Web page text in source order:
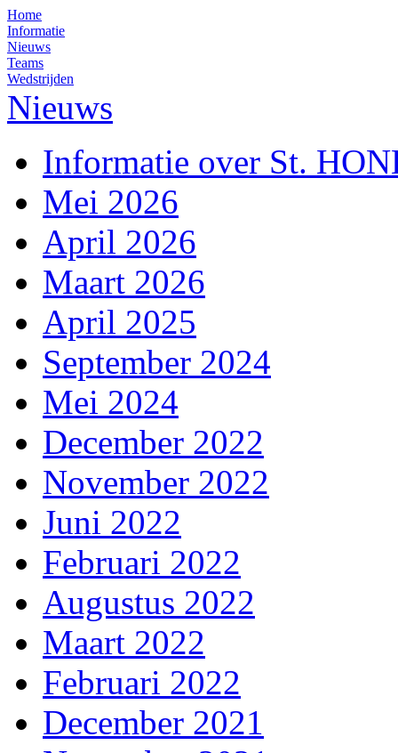
Home
Informatie
Nieuws
Teams
Wedstrijden
Nieuws
Informatie over St.
Mei 2026
April 2026
Maart 2026
April 2025
September 2024
Mei 2024
December 2022
November 2022
Juni 2022
Februari 2022
Augustus 2022
Maart 2022
Februari 2022
December 2021